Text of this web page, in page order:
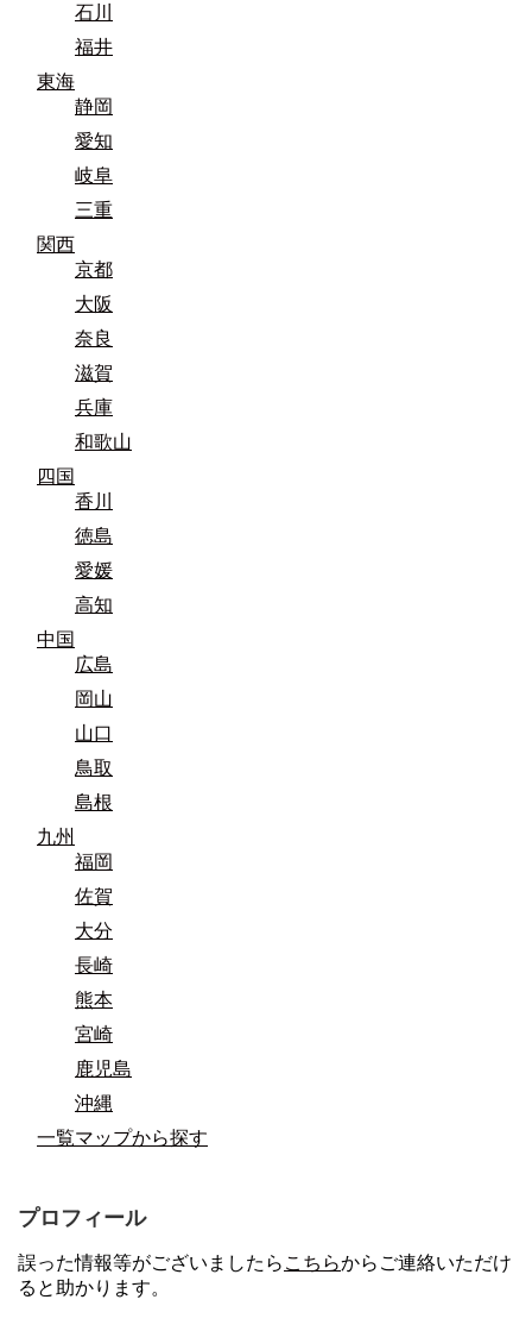
石川
福井
東海
静岡
愛知
岐阜
三重
関西
京都
大阪
奈良
滋賀
兵庫
和歌山
四国
香川
徳島
愛媛
高知
中国
広島
岡山
山口
鳥取
島根
九州
福岡
佐賀
大分
長崎
熊本
宮崎
鹿児島
沖縄
一覧マップから探す
プロフィール
誤った情報等がございましたら こちらからご連絡いただけ
ると助かります。